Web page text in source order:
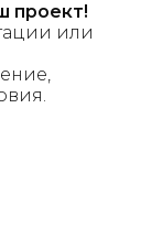
проект!
или